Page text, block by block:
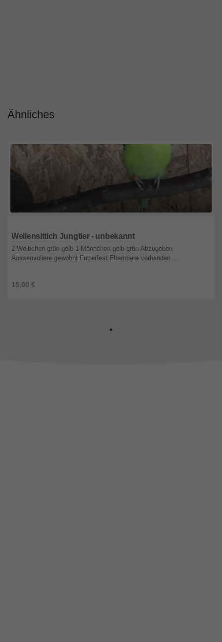
Ähnliches
Wellensittich Jungtier - unbekannt
15,00 €
2 Weibchen grün gelb 1 Männchen gelb grün Abzugeben
Aussenvoliere gewohnt Futterfest Elterntiere vorhanden ...